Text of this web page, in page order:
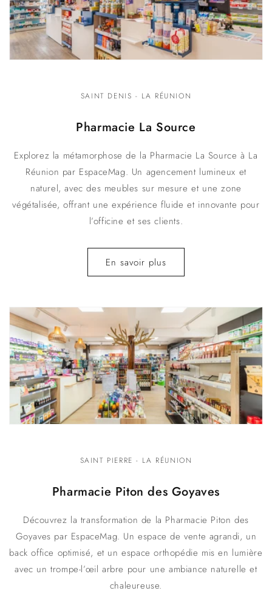
SAINT DENIS - LA RÉUNION
Pharmacie La Source
Explorez la métamorphose de la Pharmacie La Source à La
Réunion par EspaceMag. Un agencement lumineux et
naturel, avec des meubles sur mesure et une zone
végétalisée, offrant une expérience fluide et innovante pour
l’officine et ses clients.
En savoir plus
SAINT PIERRE - LA RÉUNION
Pharmacie Piton des Goyaves
Découvrez la transformation de la Pharmacie Piton des
Goyaves par EspaceMag. Un espace de vente agrandi, un
back office optimisé, et un espace orthopédie mis en lumière
avec un trompe-l’œil arbre pour une ambiance naturelle et
chaleureuse.